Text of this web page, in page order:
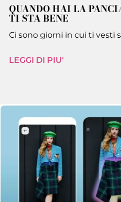
QUANDO HAI LA
TI STA BENE
Ci sono giorni in cui ti vesti
LEGGI DI PIU'